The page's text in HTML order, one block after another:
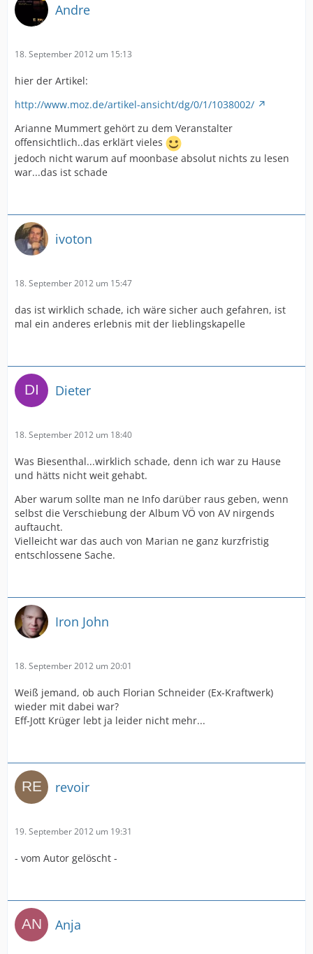
Andre
18. September 2012 um 15:13
hier der Artikel:
http://www.moz.de/artikel-ansicht/dg/0/1/1038002/
Arianne Mummert gehört zu dem Veranstalter
offensichtlich..das erklärt vieles
jedoch nicht warum auf moonbase absolut nichts zu lesen
war...das ist schade
ivoton
18. September 2012 um 15:47
das ist wirklich schade, ich wäre sicher auch gefahren, ist
mal ein anderes erlebnis mit der lieblingskapelle
Dieter
18. September 2012 um 18:40
Was Biesenthal...wirklich schade, denn ich war zu Hause
und hätts nicht weit gehabt.
Aber warum sollte man ne Info darüber raus geben, wenn
selbst die Verschiebung der Album VÖ von AV nirgends
auftaucht.
Vielleicht war das auch von Marian ne ganz kurzfristig
entschlossene Sache.
Iron John
18. September 2012 um 20:01
Weiß jemand, ob auch Florian Schneider (Ex-Kraftwerk)
wieder mit dabei war?
Eff-Jott Krüger lebt ja leider nicht mehr...
revoir
19. September 2012 um 19:31
- vom Autor gelöscht -
Anja